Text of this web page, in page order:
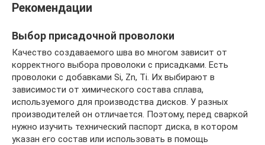
Рекомендации
Выбор присадочной проволоки
Качество создаваемого шва во многом зависит от
корректного выбора проволоки с присадками. Есть
проволоки с добавками Si, Zn, Ti. Их выбирают в
зависимости от химического состава сплава,
используемого для производства дисков. У разных
производителей он отличается. Поэтому, перед сваркой
нужно изучить технический паспорт диска, в котором
указан его состав или использовать в помощь